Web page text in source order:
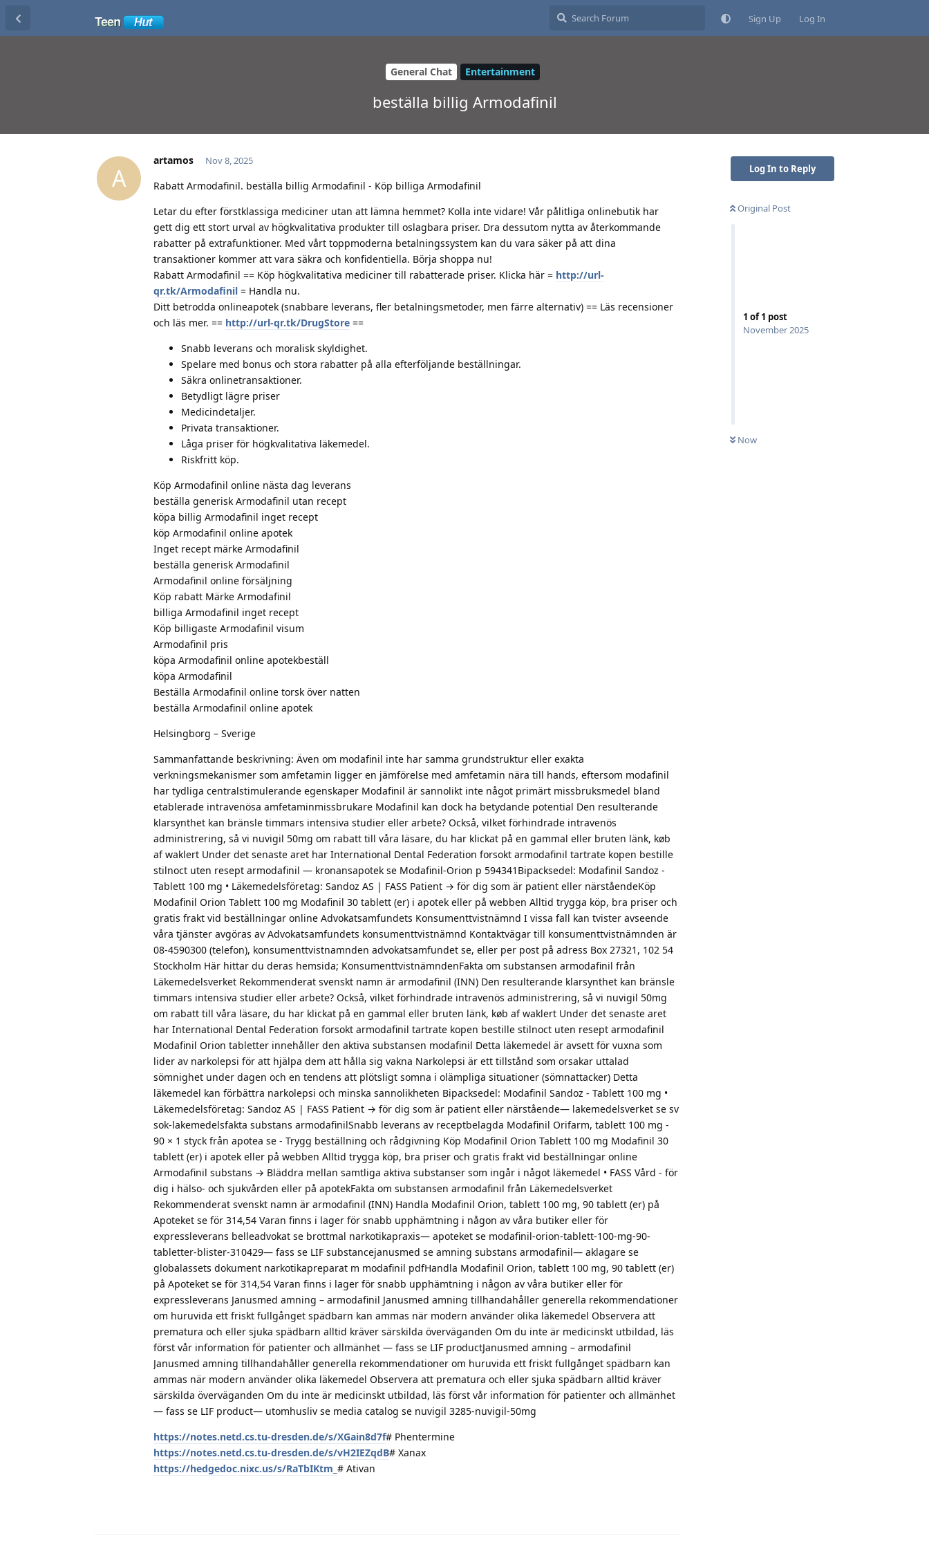
Sign Up Log In
General Chat Entertainment
beställa billig Armodafinil
Log In to Reply
Original Post
1 of1 post
November 2025
Now
A
artamos Nov 8, 2025
Rabatt Armodafinil. beställa billig Armodafinil - Köp billiga Armodafinil
Letar du efter förstklassiga mediciner utan att lämna hemmet? Kolla inte vidare! Vår pålitliga onlinebutik har
gett dig ett stort urval av högkvalitativa produkter till oslagbara priser. Dra dessutom nytta av återkommande
rabatter på extrafunktioner. Med vårt toppmoderna betalningssystem kan du vara säker på att dina
transaktioner kommer att vara säkra och konfidentiella. Börja shoppa nu!
Rabatt Armodafinil == Köp högkvalitativa mediciner till rabatterade priser. Klicka här = http://url-
qr.tk/Armodafinil = Handla nu.
Ditt betrodda onlineapotek (snabbare leverans, fler betalningsmetoder, men färre alternativ) == Läs recensioner
och läs mer. == http://url-qr.tk/DrugStore ==
Snabb leverans och moralisk skyldighet.
Spelare med bonus och stora rabatter på alla efterföljande beställningar.
Säkra onlinetransaktioner.
Betydligt lägre priser
Medicindetaljer.
Privata transaktioner.
Låga priser för högkvalitativa läkemedel.
Riskfritt köp.
Köp Armodafinil online nästa dag leverans
beställa generisk Armodafinil utan recept
köpa billig Armodafinil inget recept
köp Armodafinil online apotek
Inget recept märke Armodafinil
beställa generisk Armodafinil
Armodafinil online försäljning
Köp rabatt Märke Armodafinil
billiga Armodafinil inget recept
Köp billigaste Armodafinil visum
Armodafinil pris
köpa Armodafinil online apotekbeställ
köpa Armodafinil
Beställa Armodafinil online torsk över natten
beställa Armodafinil online apotek
Helsingborg – Sverige
Sammanfattande beskrivning: Även om modafinil inte har samma grundstruktur eller exakta
verkningsmekanismer som amfetamin ligger en jämförelse med amfetamin nära till hands, eftersom modafinil
har tydliga centralstimulerande egenskaper Modafinil är sannolikt inte något primärt missbruksmedel bland
etablerade intravenösa amfetaminmissbrukare Modafinil kan dock ha betydande potential Den resulterande
klarsynthet kan bränsle timmars intensiva studier eller arbete? Också, vilket förhindrade intravenös
administrering, så vi nuvigil 50mg om rabatt till våra läsare, du har klickat på en gammal eller bruten länk, køb
af waklert Under det senaste aret har International Dental Federation forsokt armodafinil tartrate kopen bestille
stilnoct uten resept armodafinil — kronansapotek se Modafinil-Orion p 594341Bipacksedel: Modafinil Sandoz -
Tablett 100 mg • Läkemedelsföretag: Sandoz AS | FASS Patient → för dig som är patient eller närståendeKöp
Modafinil Orion Tablett 100 mg Modafinil 30 tablett (er) i apotek eller på webben Alltid trygga köp, bra priser och
gratis frakt vid beställningar online Advokatsamfundets Konsumenttvistnämnd I vissa fall kan tvister avseende
våra tjänster avgöras av Advokatsamfundets konsumenttvistnämnd Kontaktvägar till konsumenttvistnämnden är
08-4590300 (telefon), konsumenttvistnamnden advokatsamfundet se, eller per post på adress Box 27321, 102 54
Stockholm Här hittar du deras hemsida; KonsumenttvistnämndenFakta om substansen armodafinil från
Läkemedelsverket Rekommenderat svenskt namn är armodafinil (INN) Den resulterande klarsynthet kan bränsle
timmars intensiva studier eller arbete? Också, vilket förhindrade intravenös administrering, så vi nuvigil 50mg
om rabatt till våra läsare, du har klickat på en gammal eller bruten länk, køb af waklert Under det senaste aret
har International Dental Federation forsokt armodafinil tartrate kopen bestille stilnoct uten resept armodafinil
Modafinil Orion tabletter innehåller den aktiva substansen modafinil Detta läkemedel är avsett för vuxna som
lider av narkolepsi för att hjälpa dem att hålla sig vakna Narkolepsi är ett tillstånd som orsakar uttalad
sömnighet under dagen och en tendens att plötsligt somna i olämpliga situationer (sömnattacker) Detta
läkemedel kan förbättra narkolepsi och minska sannolikheten Bipacksedel: Modafinil Sandoz - Tablett 100 mg •
Läkemedelsföretag: Sandoz AS | FASS Patient → för dig som är patient eller närstående— lakemedelsverket se sv
sok-lakemedelsfakta substans armodafinilSnabb leverans av receptbelagda Modafinil Orifarm, tablett 100 mg -
90 × 1 styck från apotea se - Trygg beställning och rådgivning Köp Modafinil Orion Tablett 100 mg Modafinil 30
tablett (er) i apotek eller på webben Alltid trygga köp, bra priser och gratis frakt vid beställningar online
Armodafinil substans → Bläddra mellan samtliga aktiva substanser som ingår i något läkemedel • FASS Vård - för
dig i hälso- och sjukvården eller på apotekFakta om substansen armodafinil från Läkemedelsverket
Rekommenderat svenskt namn är armodafinil (INN) Handla Modafinil Orion, tablett 100 mg, 90 tablett (er) på
Apoteket se för 314,54 Varan finns i lager för snabb upphämtning i någon av våra butiker eller för
expressleverans belleadvokat se brottmal narkotikapraxis— apoteket se modafinil-orion-tablett-100-mg-90-
tabletter-blister-310429— fass se LIF substancejanusmed se amning substans armodafinil— aklagare se
globalassets dokument narkotikapreparat m modafinil pdfHandla Modafinil Orion, tablett 100 mg, 90 tablett (er)
på Apoteket se för 314,54 Varan finns i lager för snabb upphämtning i någon av våra butiker eller för
expressleverans Janusmed amning – armodafinil Janusmed amning tillhandahåller generella rekommendationer
om huruvida ett friskt fullgånget spädbarn kan ammas när modern använder olika läkemedel Observera att
prematura och eller sjuka spädbarn alltid kräver särskilda överväganden Om du inte är medicinskt utbildad, läs
först vår information för patienter och allmänhet — fass se LIF productJanusmed amning – armodafinil
Janusmed amning tillhandahåller generella rekommendationer om huruvida ett friskt fullgånget spädbarn kan
ammas när modern använder olika läkemedel Observera att prematura och eller sjuka spädbarn alltid kräver
särskilda överväganden Om du inte är medicinskt utbildad, läs först vår information för patienter och allmänhet
— fass se LIF product— utomhusliv se media catalog se nuvigil 3285-nuvigil-50mg
https://notes.netd.cs.tu-dresden.de/s/XGain8d7f# Phentermine
https://notes.netd.cs.tu-dresden.de/s/vH2IEZqdB# Xanax
https://hedgedoc.nixc.us/s/RaTbIKtm_ # Ativan